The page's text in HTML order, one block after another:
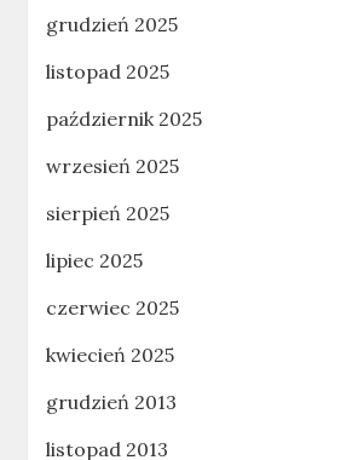
grudzień 2025
listopad 2025
październik 2025
wrzesień 2025
sierpień 2025
lipiec 2025
czerwiec 2025
kwiecień 2025
grudzień 2013
listopad 2013